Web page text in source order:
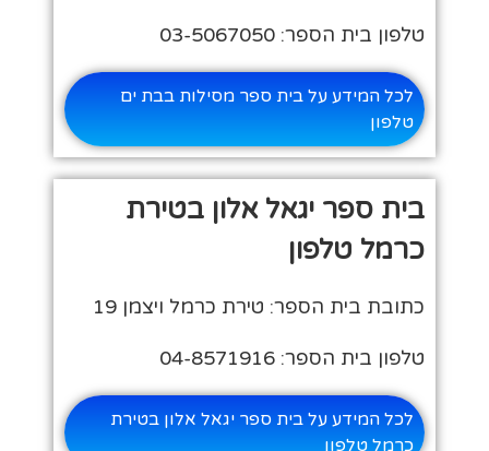
טלפון בית הספר: 03-5067050
לכל המידע על בית ספר מסילות בבת ים
טלפון
בית ספר יגאל אלון בטירת
כרמל טלפון
כתובת בית הספר: טירת כרמל ויצמן 19
טלפון בית הספר: 04-8571916
לכל המידע על בית ספר יגאל אלון בטירת
כרמל טלפון